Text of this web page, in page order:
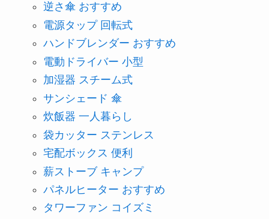
逆さ傘 おすすめ
電源タップ 回転式
ハンドブレンダー おすすめ
電動ドライバー 小型
加湿器 スチーム式
サンシェード 傘
炊飯器 一人暮らし
袋カッター ステンレス
宅配ボックス 便利
薪ストーブ キャンプ
パネルヒーター おすすめ
タワーファン コイズミ